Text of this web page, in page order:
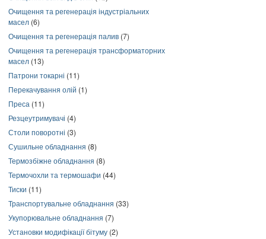
Очищення та регенерація індустріальних
масел (6)
Очищення та регенерація палив (7)
Очищення та регенерація трансформаторних
масел (13)
Патрони токарні (11)
Перекачування олій (1)
Преса (11)
Резцеутримувачі (4)
Столи поворотні (3)
Сушильне обладнання (8)
Термозбіжне обладнання (8)
Термочохли та термошафи (44)
Тиски (11)
Транспортувальне обладнання (33)
Укупорювальне обладнання (7)
Установки модифікації бітуму (2)